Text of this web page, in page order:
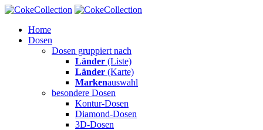
Home
Dosen
Dosen gruppiert nach
Länder (Liste)
Länder (Karte)
Markenauswahl
besondere Dosen
Kontur-Dosen
Diamond-Dosen
3D-Dosen